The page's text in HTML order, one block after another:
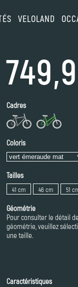
VELOLAND
Cadres
Coloris
Tailles
41 cm 46 cm 51
Géométrie
Pour consulter le détail
géométrie, veuillez
une taille.
Caractéristiques